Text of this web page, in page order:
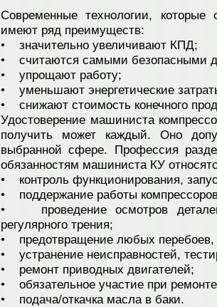
Современные технологии,
имеют ряд преимуществ:
• значительно увеличивают КПД;
• считаются самыми безопасными
• упрощают работу;
• уменьшают энергетические
• снижают стоимость конечного
Удостоверение машиниста
получить может каждый. Оно
выбранной сфере. Профессия
обязанностям машиниста КУ
• контроль функционирования,
• поддержание работы
• проведение осмотров
регулярного трения;
• предотвращение любых перебоев,
• устранение неисправностей,
• ремонт приводных двигателей;
• обязательное участие при
• подача/откачка масла в баки.